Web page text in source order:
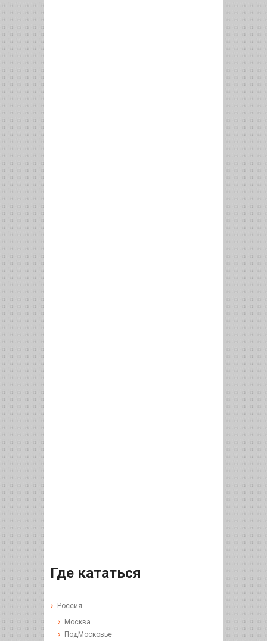
Где кататься
Россия
Москва
ПодМосковье